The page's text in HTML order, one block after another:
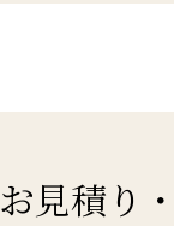
見積り・